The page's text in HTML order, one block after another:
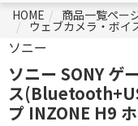
HOME
商品一覧ペー
ウェブカメラ・ボイ
ソニー
ソニー SONY ゲ
ス
プ INZONE H9